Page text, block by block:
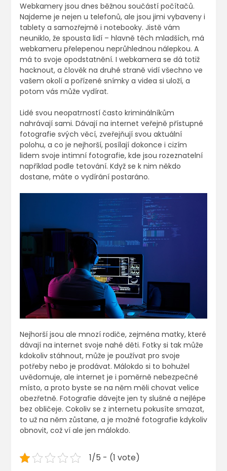
Webkamery jsou dnes běžnou součástí počítačů.
Najdeme je nejen u telefonů, ale jsou jimi vybaveny i
tablety a samozřejmě i notebooky. Jistě vám
neuniklo, že spousta lidí – hlavně těch mladších, má
webkameru přelepenou neprůhlednou nálepkou. A
má to svoje opodstatnění. I webkamera se dá totiž
hacknout, a člověk na druhé straně vidí všechno ve
vašem okolí a pořízené snímky a videa si uloží, a
potom vás může vydírat.
Lidé svou neopatrností často kriminálníkům
nahrávají sami. Dávají na internet veřejně přístupné
fotografie svých věcí, zveřejňují svou aktuální
polohu, a co je nejhorší, posílají dokonce i cizím
lidem svoje intimní fotografie, kde jsou rozeznatelní
například podle tetování. Když se k nim někdo
dostane, máte o vydírání postaráno.
Nejhorší jsou ale mnozí rodiče, zejména matky, které
dávají na internet svoje nahé děti. Fotky si tak může
kdokoliv stáhnout, může je používat pro svoje
potřeby nebo je prodávat. Málokdo si to bohužel
uvědomuje, ale internet je i poměrně nebezpečné
místo, a proto byste se na něm měli chovat velice
obezřetně. Fotografie dávejte jen ty slušné a nejlépe
bez obličeje. Cokoliv se z internetu pokusíte smazat,
to už na něm zůstane, a je možné fotografie kdykoliv
obnovit, což ví ale jen málokdo.
1/5 - (1 vote)